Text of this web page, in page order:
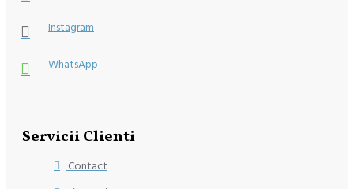
Instagram
WhatsApp
Servicii Clienti
Contact